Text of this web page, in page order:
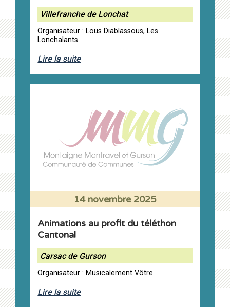
Villefranche de Lonchat
Organisateur : Lous Diablassous, Les
Lonchalants
Lire la suite
14 novembre 2025
Animations au profit du téléthon
Cantonal
Carsac de Gurson
Organisateur : Musicalement Vôtre
Lire la suite